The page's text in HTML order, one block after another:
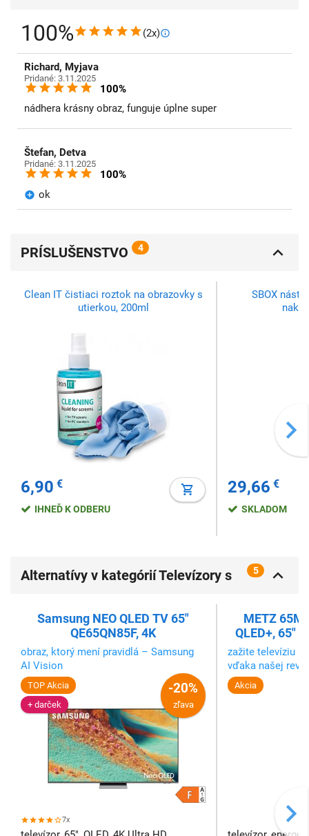
100% (2x)
Richard, Myjava
Pridané: 3.11.2025
100%
nádhera krásny obraz, funguje úplne super
Štefan, Detva
Pridané: 3.11.2025
100%
ok
PRÍSLUŠENSTVO 4
Clean IT čistiaci roztok na obrazovky s
utierkou, 200ml
6,90 €
IHNEĎ K ODBERU
SBOX
29,66 €
SKLADOM
Alternatívy v kategórií Televízory s
5
Samsung NEO QLED TV 65"
QE65QN85F, 4K
obraz, ktorý mení pravidlá – Samsung
AI Vision
TOP Akcia
+ darček
-20%
zľava
7x
METZ
QLED+, 65"
zažite televíziu
vďaka našej
matného
hladká textúra
Akcia